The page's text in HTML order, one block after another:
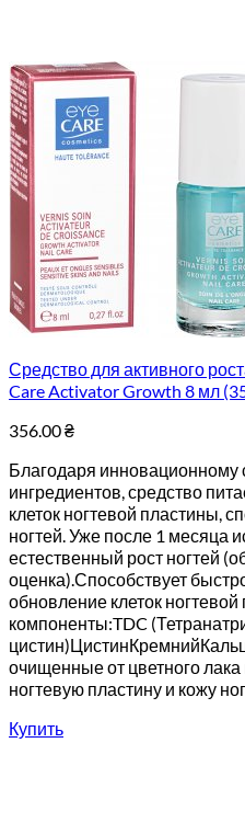
Средство для активного
Care Activator Growth 8 мл
356.00₴
Благодаря инновационному
ингредиентов, средство
клеток ногтевой пластины,
ногтей. Уже после 1 месяца
естественный рост ногтей
оценка).Способствует
обновление клеток
компоненты:TDC
очищенные от цветного лака
ногтевую пластину и кожу
Купить